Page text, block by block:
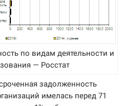
по видам деятельности и
— Росстат
задолженность
имелась перед 71